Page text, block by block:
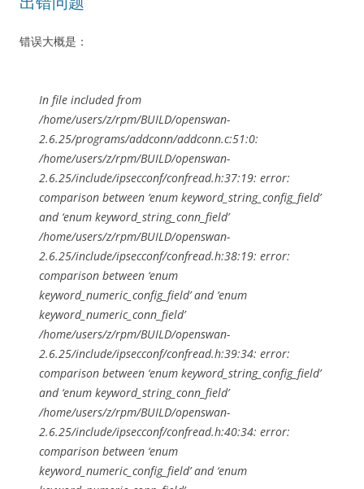
错误大概是：
In file included from
/home/users/z/rpm/BUILD/openswan-
2.6.25/programs/addconn/addconn.c:51:0:
/home/users/z/rpm/BUILD/openswan-
2.6.25/include/ipsecconf/confread.h:37:19: error:
comparison between ‘enum keyword_string_config_field’
and ‘enum keyword_string_conn_field’
/home/users/z/rpm/BUILD/openswan-
2.6.25/include/ipsecconf/confread.h:38:19: error:
comparison between ‘enum
keyword_numeric_config_field’ and ‘enum
keyword_numeric_conn_field’
/home/users/z/rpm/BUILD/openswan-
2.6.25/include/ipsecconf/confread.h:39:34: error:
comparison between ‘enum keyword_string_config_field’
and ‘enum keyword_string_conn_field’
/home/users/z/rpm/BUILD/openswan-
2.6.25/include/ipsecconf/confread.h:40:34: error:
comparison between ‘enum
keyword_numeric_config_field’ and ‘enum